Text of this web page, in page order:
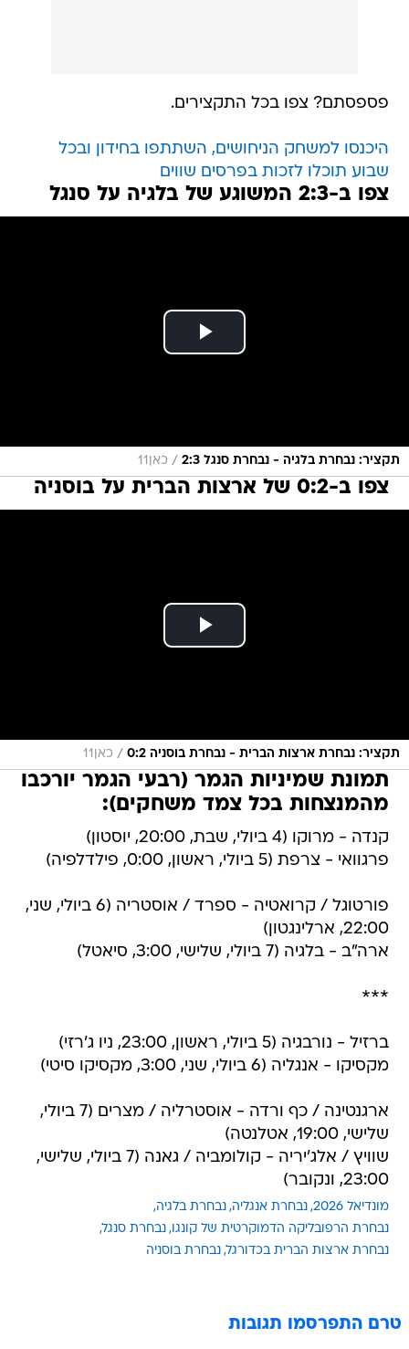
פספסתם? צפו בכל התקצירים.
היכנסו למשחק הניחושים, השתתפו בחידון ובכל
שבוע תוכלו לזכות בפרסים שווים
צפו ב-2:3 המשוגע של בלגיה על סנגל
תקציר: נבחרת בלגיה - נבחרת סנגל 2:3 / כאן11
צפו ב-0:2 של ארצות הברית על בוסניה
תקציר: נבחרת ארצות הברית - נבחרת בוסניה 0:2 / כאן11
תמונת שמיניות הגמר (רבעי הגמר יורכבו
מהמנצחות בכל צמד משחקים):
קנדה - מרוקו (4 ביולי, שבת, 20:00, יוסטון)
פרגוואי - צרפת (5 ביולי, ראשון, 0:00, פילדלפיה)
פורטוגל / קרואטיה - ספרד / אוסטריה (6 ביולי, שני,
22:00, ארלינגטון)
ארה"ב - בלגיה (7 ביולי, שלישי, 3:00, סיאטל)
***
ברזיל - נורבגיה (5 ביולי, ראשון, 23:00, ניו ג'רזי)
מקסיקו - אנגליה (6 ביולי, שני, 3:00, מקסיקו סיטי)
ארגנטינה / כף ורדה - אוסטרליה / מצרים (7 ביולי,
שלישי, 19:00, אטלנטה)
שוויץ / אלג'יריה - קולומביה / גאנה (7 ביולי, שלישי,
23:00, ונקובר)
מונדיאל 2026 נבחרת אנגליה נבחרת בלגיה
נבחרת הרפובליקה הדמוקרטית של קונגו נבחרת סנגל
נבחרת ארצות הברית בכדורגל נבחרת בוסניה
טרם התפרסמו תגובות